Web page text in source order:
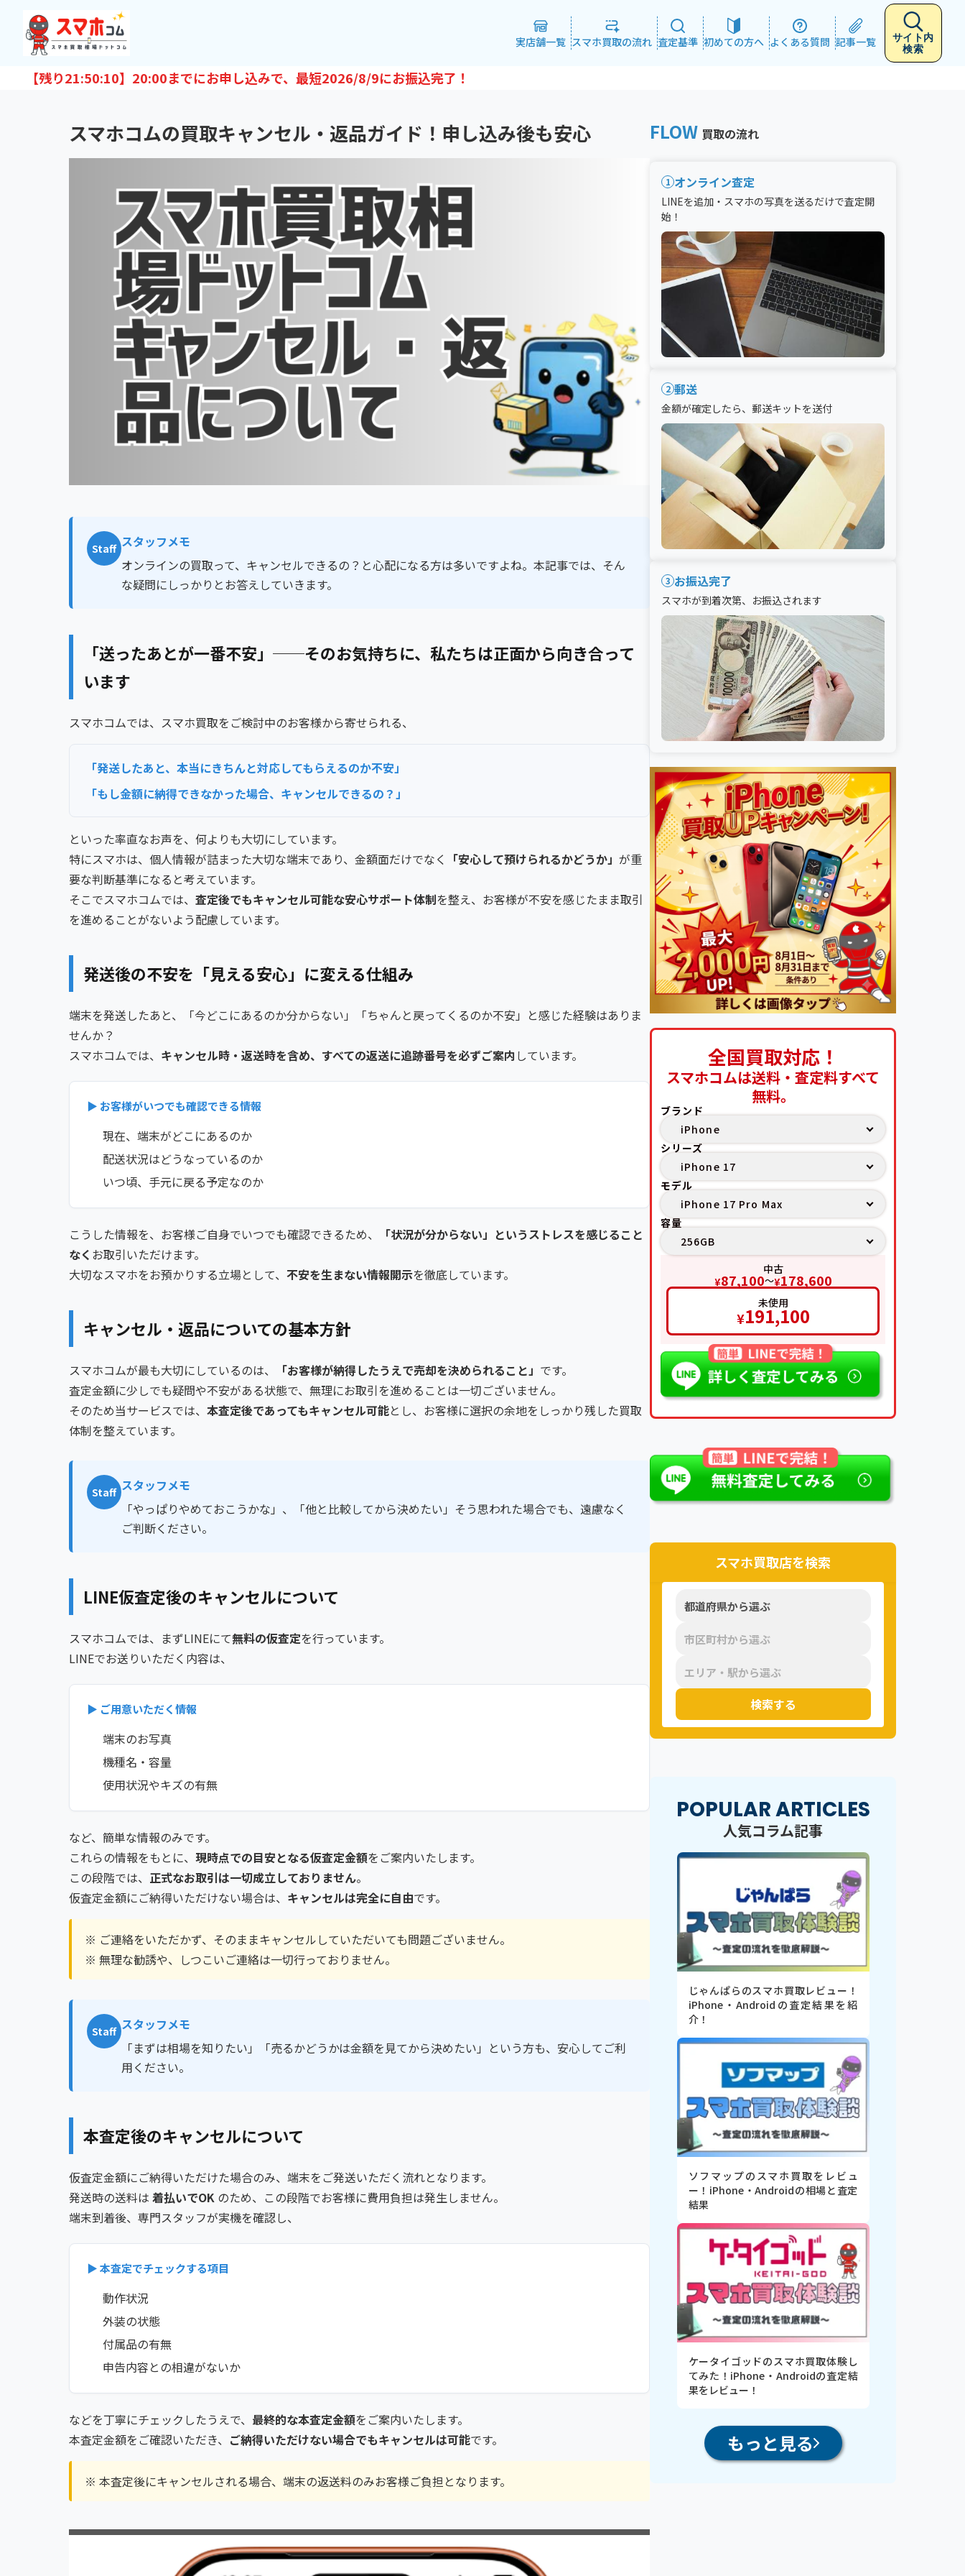
実店舗一覧 スマホ買取の流れ 査定基準 初めての方へ よくある質問 記事一覧
サイト内
検索
【残り21:50:09】20:00までにお申し込みで、最短2026/8/9にお振込完了！
スマホコムの買取キャンセル・返品ガイド！申し込み後も安心
Staff スタッフメモ
オンラインの買取って、キャンセルできるの？と心配になる方は多いですよね。本記事では、そん
な疑問にしっかりとお答えしていきます。
「送ったあとが一番不安」──そのお気持ちに、私たちは正面から向き合って
います
スマホコムでは、スマホ買取をご検討中のお客様から寄せられる、
「発送したあと、本当にきちんと対応してもらえるのか不安」
「もし金額に納得できなかった場合、キャンセルできるの？」
といった率直なお声を、何よりも大切にしています。
特にスマホは、個人情報が詰まった大切な端末であり、金額面だけでなく 「安心して預けられるかどうか」 が重
要な判断基準になると考えています。
そこでスマホコムでは、 査定後でもキャンセル可能な安心サポート体制を整え、お客様が不安を感じたまま取引
を進めることがないよう配慮しています。
発送後の不安を「見える安心」に変える仕組み
端末を発送したあと、「今どこにあるのか分からない」「ちゃんと戻ってくるのか不安」と感じた経験はありま
せんか？
スマホコムでは、 キャンセル時・返送時を含め、すべての返送に追跡番号を必ずご案内 しています。
▶ お客様がいつでも確認できる情報
現在、端末がどこにあるのか
配送状況はどうなっているのか
いつ頃、手元に戻る予定なのか
こうした情報を、お客様ご自身でいつでも確認できるため、
「状況が分からない」というストレスを感じること
なく お取引いただけます。
大切なスマホをお預かりする立場として、 不安を生まない情報開示を徹底しています。
キャンセル・返品についての基本方針
スマホコムが最も大切にしているのは、 「お客様が納得したうえで売却を決められること」 です。
査定金額に少しでも疑問や不安がある状態で、無理にお取引を進めることは一切ございません。
そのため当サービスでは、 本査定後であってもキャンセル可能とし、お客様に選択の余地をしっかり残した買取
体制を整えています。
Staff スタッフメモ
「やっぱりやめておこうかな」、「他と比較してから決めたい」そう思われた場合でも、遠慮なく
ご判断ください。
LINE仮査定後のキャンセルについて
スマホコムでは、まずLINEにて無料の仮査定を行っています。
LINEでお送りいただく内容は、
▶ ご用意いただく情報
端末のお写真
機種名・容量
使用状況やキズの有無
など、簡単な情報のみです。
これらの情報をもとに、 現時点での目安となる仮査定金額をご案内いたします。
この段階では、 正式なお取引は一切成立しておりません。
仮査定金額にご納得いただけない場合は、 キャンセルは完全に自由です。
※ ご連絡をいただかず、そのままキャンセルしていただいても問題ございません。
※ 無理な勧誘や、しつこいご連絡は一切行っておりません。
Staff スタッフメモ
「まずは相場を知りたい」「売るかどうかは金額を見てから決めたい」という方も、安心してご利
用ください。
本査定後のキャンセルについて
仮査定金額にご納得いただけた場合のみ、端末をご発送いただく流れとなります。
発送時の送料は 着払いでOK のため、この段階でお客様に費用負担は発生しません。
端末到着後、専門スタッフが実機を確認し、
▶ 本査定でチェックする項目
動作状況
外装の状態
付属品の有無
申告内容との相違がないか
などを丁寧にチェックしたうえで、 最終的な本査定金額をご案内いたします。
本査定金額をご確認いただき、 ご納得いただけない場合でもキャンセルは可能です。
※ 本査定後にキャンセルされる場合、端末の返送料のみお客様ご負担となります。
FLOW 買取の流れ
1 オンライン査定
LINEを追加・スマホの写真を送るだけで査定開
始！
2 郵送
金額が確定したら、郵送キットを送付
3 お振込完了
スマホが到着次第、お振込されます
全国買取対応！
スマホコムは送料・査定料すべて
無料。
ブランド
シリーズ
モデル
容量
中古
¥87,100〜¥178,600
未使用
¥191,100
スマホ買取店を検索
検索する
POPULAR ARTICLES
人気コラム記事
じゃんぱらのスマホ買取レビュー！
iPhone・Androidの査定結果を紹
介！
ソフマップのスマホ買取をレビュ
ー！iPhone・Androidの相場と査定
結果
ケータイゴッドのスマホ買取体験し
てみた！iPhone・Androidの査定結
果をレビュー！
もっと見る